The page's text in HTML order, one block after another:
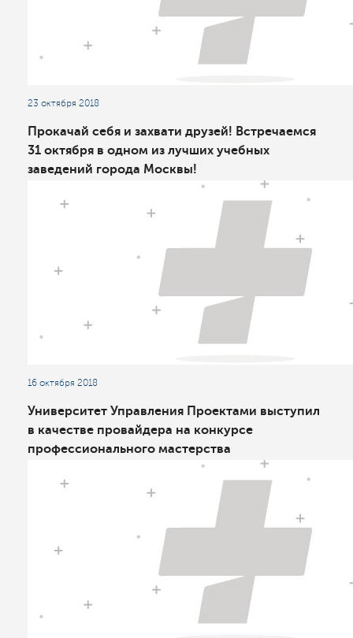
23 октября 2018
Прокачай себя и захвати друзей! Встречаемся
31 октября в одном из лучших учебных
заведений города Москвы!
16 октября 2018
Университет Управления Проектами выступил
в качестве провайдера на конкурсе
профессионального мастерства